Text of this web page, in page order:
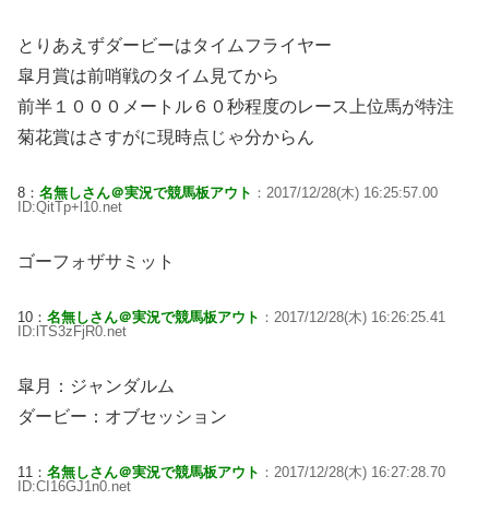
とりあえずダービーはタイムフライヤー
皐月賞は前哨戦のタイム見てから
前半１０００メートル６０秒程度のレース上位馬が特注
菊花賞はさすがに現時点じゃ分からん
8： 名無しさん＠実況で競馬板アウト ：2017/12/28(木) 16:25:57.00
ID:QitTp+l10.net
ゴーフォザサミット
10： 名無しさん＠実況で競馬板アウト ：2017/12/28(木) 16:26:25.41
ID:lTS3zFjR0.net
皐月：ジャンダルム
ダービー：オブセッション
11： 名無しさん＠実況で競馬板アウト ：2017/12/28(木) 16:27:28.70
ID:CI16GJ1n0.net